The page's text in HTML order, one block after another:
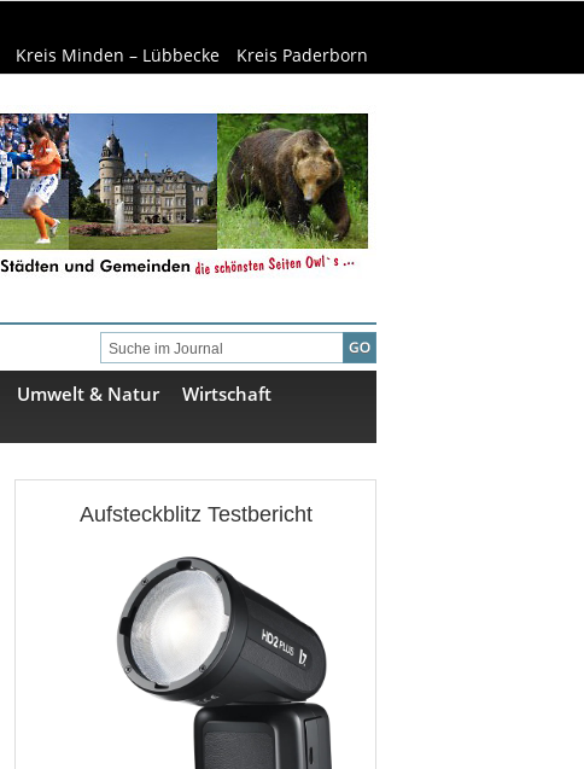
Kreis Minden – Lübbecke Kreis Paderborn
Umwelt & Natur
Wirtschaft
Aufsteckblitz Testbericht